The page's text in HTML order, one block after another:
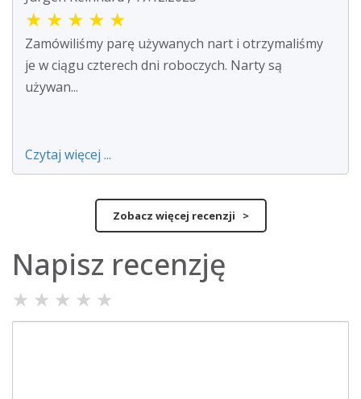
★ ★ ★ ★ ★
Zamówiliśmy parę używanych nart i otrzymaliśmy
je w ciągu czterech dni roboczych. Narty są
używan...
Czytaj więcej ...
Zobacz więcej recenzji >
Napisz recenzję
★ ★ ★ ★ ★